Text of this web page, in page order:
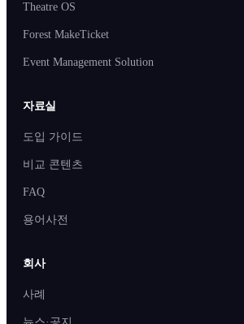
Theatre OS
Forest MakeTicket
Event Management Solution
자료실
도입 가이드
비교 콘텐츠
FAQ
용어사전
회사
사례